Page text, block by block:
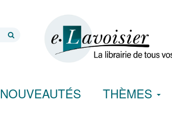
NOUVEAUTÉS THÈMES